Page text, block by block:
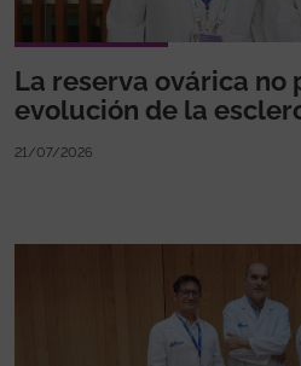
La reserva ovárica no
evolución de la
21/07/2026